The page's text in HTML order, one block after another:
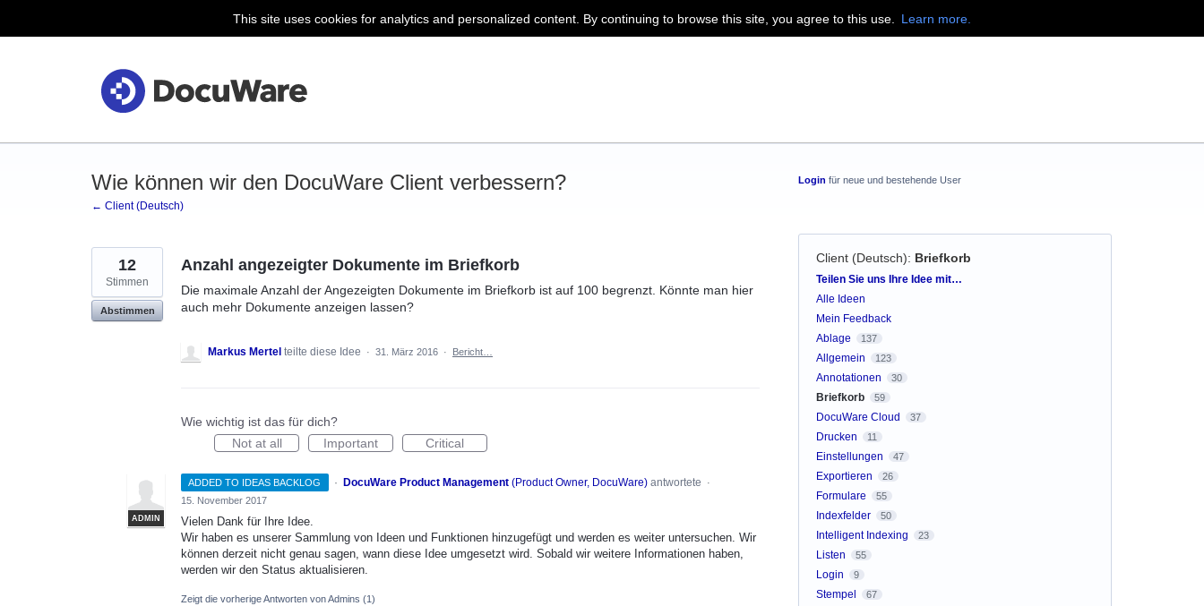
This site uses cookies for analytics and personalized content. By continuing to browse this site, you agree to this use. Learn more.
Wie können wir den DocuWare Client verbessern?
← Client (Deutsch)
Anzahl angezeigter Dokumente im Briefkorb
Die maximale Anzahl der Angezeigten Dokumente im Briefkorb ist auf 100 begrenzt. Könnte man hier
auch mehr Dokumente anzeigen lassen?
12
Stimmen
Abstimmen
Markus Mertel teilte diese Idee · 31. März 2016 · Bericht…
Wie wichtig ist das für dich?
Not at all
Important Critical
ADDED TO IDEAS BACKLOG ·
ADMIN
DocuWare Product Management (Product Owner, DocuWare)antwortete
·
15. November 2017
Vielen Dank für Ihre Idee.
Wir haben es unserer Sammlung von Ideen und Funktionen hinzugefügt und werden es weiter untersuchen. Wir
können derzeit nicht genau sagen, wann diese Idee umgesetzt wird. Sobald wir weitere Informationen haben,
werden wir den Status aktualisieren.
Zeigt die vorherige Antworten von Admins (1)
Login für neue und bestehende User
Client (Deutsch): Briefkorb
Kategorien
Teilen Sie uns Ihre Idee mit…
Alle Ideen
Mein Feedback
Ablage
137
Allgemein 123
Annotationen 30
Briefkorb 59
DocuWare Cloud 37
Drucken 11
Einstellungen 47
Exportieren 26
Formulare 55
Indexfelder 50
Intelligent Indexing 23
Listen 55
Login 9
Stempel 67